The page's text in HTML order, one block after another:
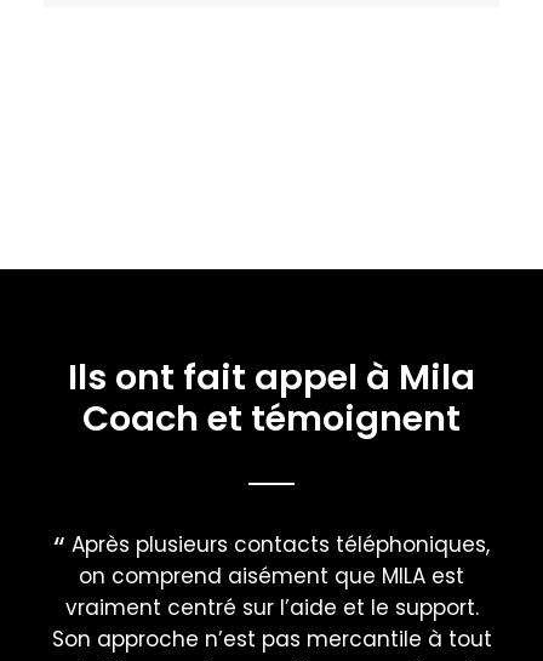
Ils ont fait appel à Mila
Coach et témoignent
Après plusieurs contacts téléphoniques,
on comprend aisément que MILA est
vraiment centré sur l’aide et le support.
Son approche n’est pas mercantile à tout